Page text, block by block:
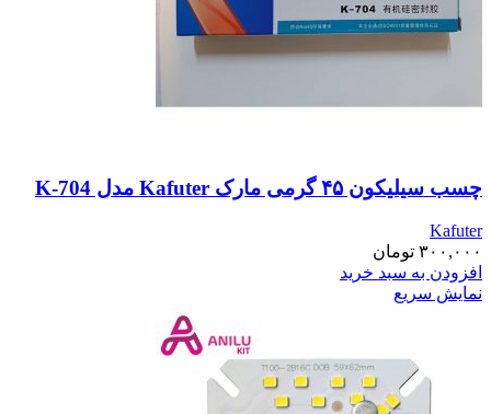
چسب سیلیکون ۴۵ گرمی مارک Kafuter مدل K-704
Kafuter
۳۰۰,۰۰۰ تومان
افزودن به سبد خرید
نمایش سریع